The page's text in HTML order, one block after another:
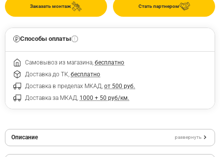
Стать партнером
Заказать монтаж
Способы оплаты
Самовывоз из магазина, бесплатно
Доставка до ТК, бесплатно
Доставка в пределах МКАД, от 500 руб.
Доставка за МКАД, 1000 + 50 руб/км.
Описание развернуть